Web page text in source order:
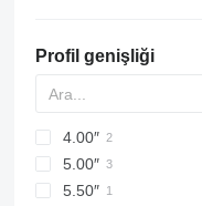
Profil genişliği
4.00″
5.00″
5.50″